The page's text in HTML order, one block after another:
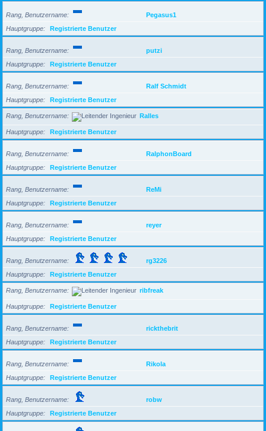
Rang, Benutzername
Pegasus1
Hauptgruppe
Registrierte Benutzer
Rang, Benutzername
putzi
Hauptgruppe
Registrierte Benutzer
Rang, Benutzername
Ralf Schmidt
Hauptgruppe
Registrierte Benutzer
Rang, Benutzername Ralles
Hauptgruppe Registrierte Benutzer
Rang, Benutzername
RalphonBoard
Hauptgruppe
Registrierte Benutzer
Rang, Benutzername
ReMi
Hauptgruppe
Registrierte Benutzer
Rang, Benutzername
reyer
Hauptgruppe
Registrierte Benutzer
Rang, Benutzername
rg3226
Hauptgruppe
Registrierte Benutzer
Rang, Benutzername ribfreak
Hauptgruppe Registrierte Benutzer
Rang, Benutzername
rickthebrit
Hauptgruppe
Registrierte Benutzer
Rang, Benutzername
Rikola
Hauptgruppe
Registrierte Benutzer
Rang, Benutzername
robw
Hauptgruppe
Registrierte Benutzer